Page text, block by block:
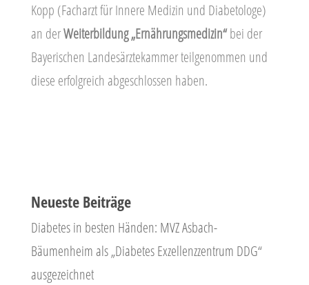
Kopp (Facharzt für Innere Medizin und Diabetologe)
an derWeiterbildung„Ernährungsmedizin“bei der
Bayerischen Landesärztekammer teilgenommen und
diese erfolgreich abgeschlossen haben.
Neueste Beiträge
Diabetes in besten Händen: MVZ Asbach-
Bäumenheim als „Diabetes Exzellenzzentrum DDG“
ausgezeichnet